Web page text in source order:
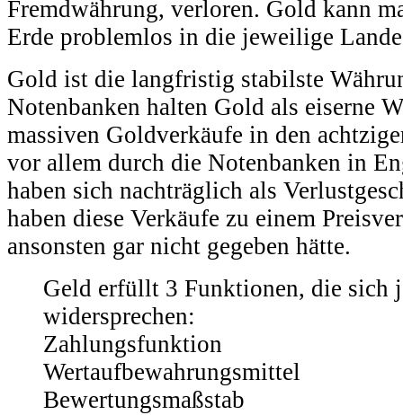
Fremdwährung, verloren. Gold kann
Erde problemlos in die jeweilige
Gold ist die langfristig stabilste
Notenbanken halten Gold als eiserne
massiven Goldverkäufe in den
vor allem durch die Notenbanken in
haben sich nachträglich als
haben diese Verkäufe zu einem
ansonsten gar nicht gegeben hätte.
Geld erfüllt 3 Funktionen, die sich
widersprechen:
Zahlungsfunktion
Wertaufbewahrungsmittel
Bewertungsmaßstab